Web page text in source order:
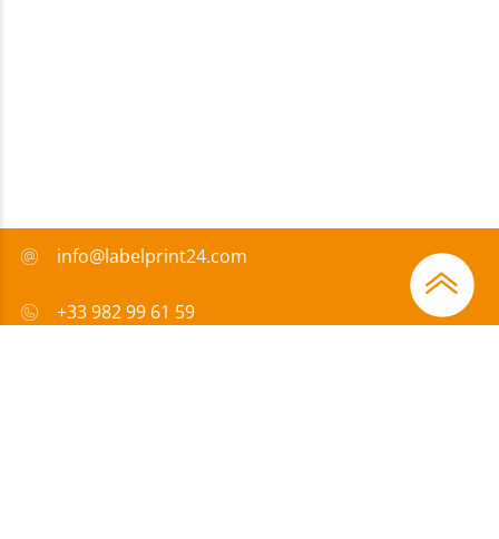
info@labelprint24.com
+33 982 99 61 59